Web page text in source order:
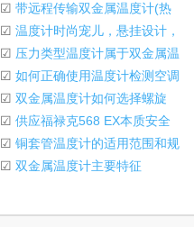
☑ 带远程传输双金属温度计(热
阻热电偶)
☑ 温度计时尚宠儿，悬挂设计，
伽利略温度计
☑ 压力类型温度计属于双金属温
度计？
☑ 如何正确使用温度计检测空调
进出口温度？
☑ 双金属温度计如何选择螺旋
齿？
☑ 供应福禄克568 EX本质安全
红外线温度计
☑ 铜套管温度计的适用范围和规
格
☑ 双金属温度计主要特征